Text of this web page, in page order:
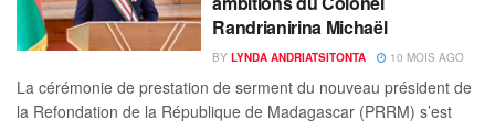
Randrianirina Michaël
BY LYNDA ANDRIATSITONTA 10 MOIS AGO
La cérémonie de prestation de serment du nouveau président de
la Refondation de la République de Madagascar (PRRM) s’est